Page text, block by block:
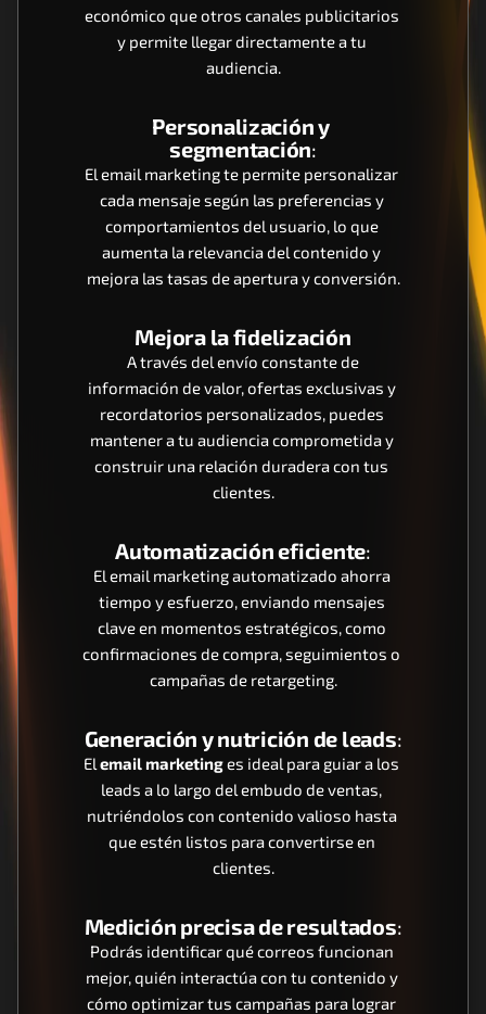
económico que otros canales publicitarios
y permite llegar directamente a tu
audiencia.
Personalización y
segmentación:
El email marketing te permite personalizar
cada mensaje según las preferencias y
comportamientos del usuario, lo que
aumenta la relevancia del contenido y
mejora las tasas de apertura y conversión.
Mejora la fidelización
A través del envío constante de
información de valor, ofertas exclusivas y
recordatorios personalizados, puedes
mantener a tu audiencia comprometida y
construir una relación duradera con tus
clientes.
Automatización eficiente:
El email marketing automatizado ahorra
tiempo y esfuerzo, enviando mensajes
clave en momentos estratégicos, como
confirmaciones de compra, seguimientos o
campañas de retargeting.
Generación y nutrición de leads:
El email marketing es ideal para guiar a los
leads a lo largo del embudo de ventas,
nutriéndolos con contenido valioso hasta
que estén listos para convertirse en
clientes.
Medición precisa de resultados:
Podrás identificar qué correos funcionan
mejor, quién interactúa con tu contenido y
cómo optimizar tus campañas para lograr